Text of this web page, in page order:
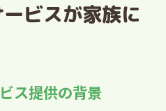
ビスが家族に
ス提供の背景